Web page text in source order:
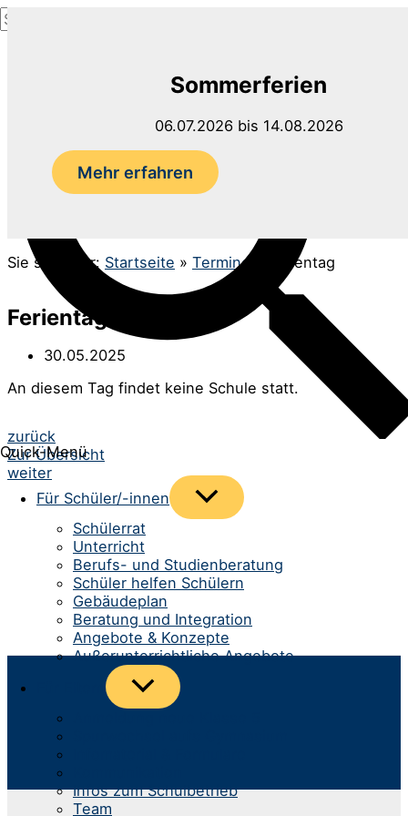
Zum
Inhalt
Suchen
nach:
Quick-Menü
Für Schüler/-innen
Menü
umschalten
Schülerrat
Unterricht
Berufs- und Studienberatung
Schüler helfen Schülern
Gebäudeplan
Beratung und Integration
Angebote & Konzepte
Außerunterrichtliche Angebote
Menü
umschalten
Infos zum Schulbetrieb
Team
Sommerferien
06.07.2026 bis 14.08.2026
Mehr erfahren
Sie sind hier: Startseite » Termine Ferientag
Ferientag
30.05.2025
An diesem Tag findet keine Schule statt.
Beitrags-
Navigation
zurück
Zur Übersicht
weiter